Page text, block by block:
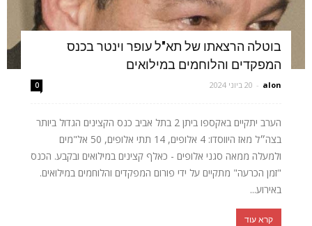
בוטלה הרצאתו של תא"ל עופר וינטר בכנס
המפקדים והלוחמים במילואים
alon
- 20 ביוני 2024 0
הערב יתקיים באקספו ביתן 2 בתל אביב כנס הקצינים הגדול ביותר
בצה״ל מאז היווסדו: 4 אלופים, 14 תתי אלופים, 50 אל"מים
ולמעלה ממאה סגני אלופים - כאלף קצינים במילואים ובקבע. הכנס
"זמן הכרעה" מתקיים על ידי פורום המפקדים והלוחמים במילואים.
באירוע...
קרא עוד